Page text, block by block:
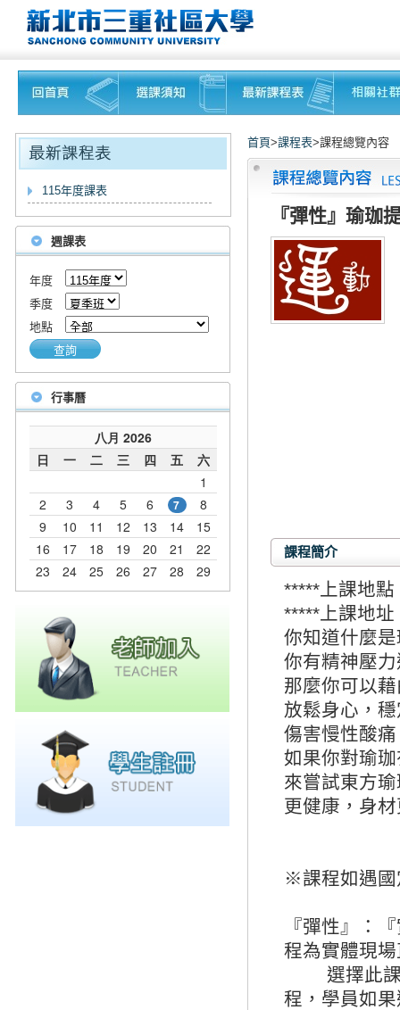
115年度課表
週課表
年度
季度
地點
查詢
行事曆
首頁>課程表>課程總覽內容
『彈性』瑜珈
課程簡介
*****上課地
*****上課地
你知道什麼
你有精神壓
那麼你可以
放鬆身心，
傷害慢性酸
如果你對瑜
來嘗試東方
更健康，身
※課程如遇
『彈性』：
程為實體現
選擇此課程
程，學員如